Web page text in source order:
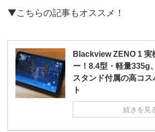
▼こちらの記事もオススメ！
Blackview ZENO 1 実
ー！8.4型・軽量335g
スタンド付属の高コス
ト
続きを見